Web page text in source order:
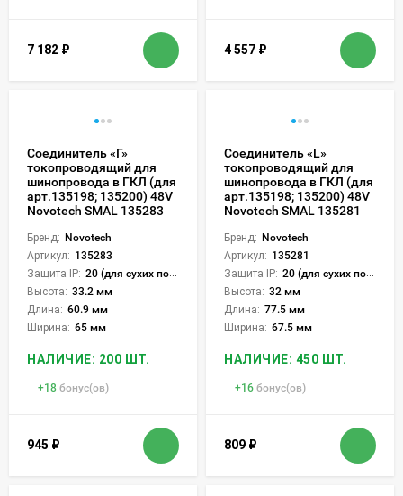
7 182 ₽ 4 557 ₽
Соединитель «Г»
токопроводящий для
шинопровода в ГКЛ (для
арт.135198; 135200) 48V
Novotech SMAL 135283
Бренд: Novotech
Артикул: 135283
Защита IP: 20 (для сухих пом.)
Высота: 33.2 мм
Длина: 60.9 мм
Ширина: 65 мм
НАЛИЧИЕ: 200 ШТ.
+18 бонус(ов)
945 ₽
Соединитель «L»
токопроводящий для
шинопровода в ГКЛ (для
арт.135198; 135200) 48V
Novotech SMAL 135281
Бренд: Novotech
Артикул: 135281
Защита IP: 20 (для сухих пом.)
Высота: 32 мм
Длина: 77.5 мм
Ширина: 67.5 мм
НАЛИЧИЕ: 450 ШТ.
+16 бонус(ов)
809 ₽